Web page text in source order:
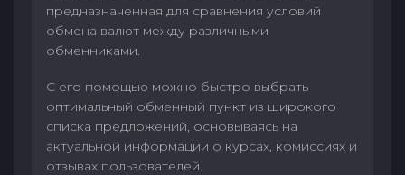
предназначенная для сравнения условий
обмена валют между различными
обменниками.
С его помощью можно быстро выбрать
оптимальный обменный пункт из широкого
списка предложений, основываясь на
актуальной информации о курсах, комиссиях и
отзывах пользователей.